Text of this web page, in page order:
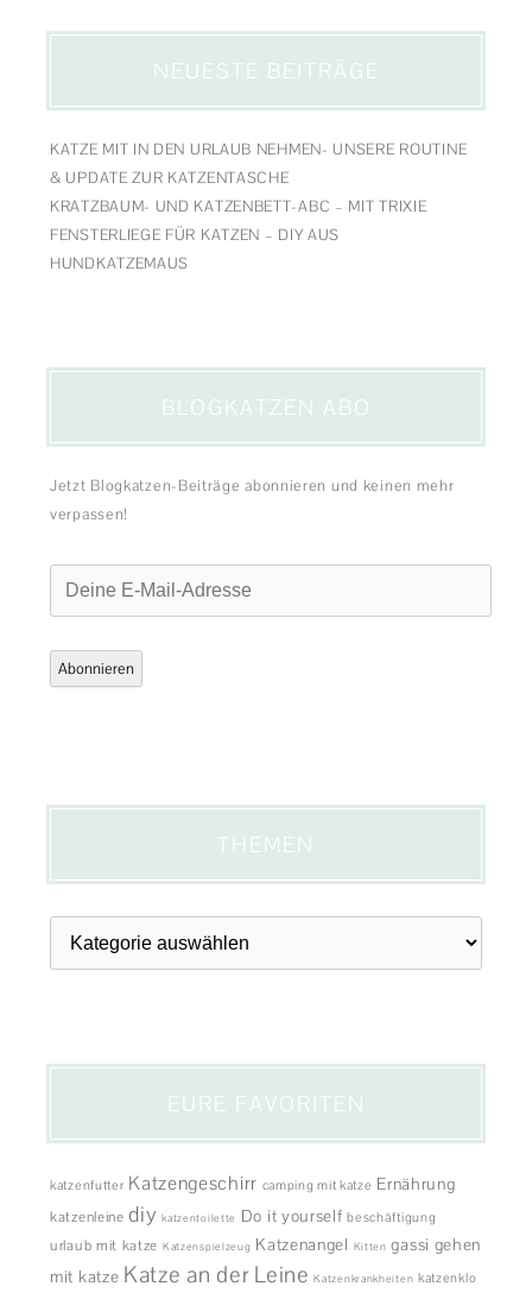
NEUESTE BEITRÄGE
KATZE MIT IN DEN URLAUB NEHMEN- UNSERE ROUTINE
& UPDATE ZUR KATZENTASCHE
KRATZBAUM- UND KATZENBETT-ABC – MIT TRIXIE
FENSTERLIEGE FÜR KATZEN – DIY AUS
HUNDKATZEMAUS
BLOGKATZEN ABO
Jetzt Blogkatzen-Beiträge abonnieren und keinen mehr
verpassen!
Deine
Adresse
Abonnieren
THEMEN
Themen
EURE FAVORITEN
katzenfutter Katzengeschirr camping mit katze Ernährung
katzenleine diy katzentoilette Do it yourself beschäftigung
urlaub mit katze Katzenspielzeug Katzenangel Kitten gassi gehen
mit katze Katze an der Leine Katzenkrankheiten katzenklo